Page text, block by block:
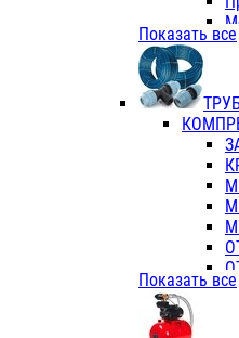
Хоз.
ЭЛ.
Показать все
Показать все